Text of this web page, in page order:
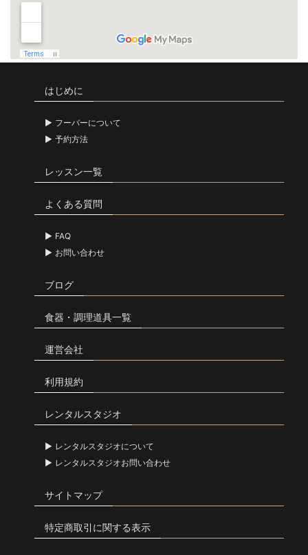
はじめに
フーバーについて
予約方法
レッスン一覧
よくある質問
FAQ
お問い合わせ
ブログ
食器・調理道具一覧
運営会社
利用規約
レンタルスタジオ
レンタルスタジオについて
レンタルスタジオお問い合わせ
サイトマップ
特定商取引に関する表示